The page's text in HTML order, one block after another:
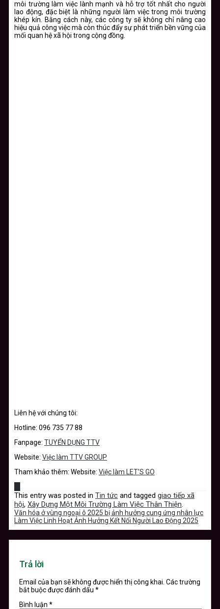
môi trường làm việc lành mạnh và hỗ trợ tốt nhất cho người
lao động, đặc biệt là những người làm việc trong môi trường
khép kín. Bằng cách này, các công ty sẽ không chỉ nâng cao
hiệu quả công việc mà còn thúc đẩy sự phát triển bền vững của
mối quan hệ xã hội trong cộng đồng.
Liên hệ với chúng tôi:
Hotline: 096 735 77 88
Fanpage: TUYỂN DỤNG TTV
Website: Việc làm TTV GROUP
Tham khảo thêm: Website: Việc làm LET’S GO
This entry was posted in Tin tức and tagged giao tiếp xã
hội, Xây Dựng Một Môi Trường Làm Việc Thân Thiện.
Văn hóa ở vùng ngoại ô 2025 bị ảnh hưởng cung ứng nhân lực
Làm Việc Linh Hoạt Ảnh Hưởng Kết Nối Người Lao Động 2025
Trả lời
Email của bạn sẽ không được hiển thị công khai. Các trường
bắt buộc được đánh dấu *
Bình luận *